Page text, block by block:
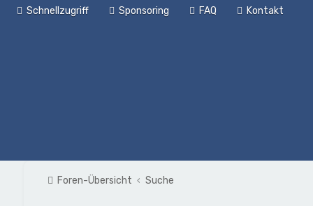
Schnellzugriff Sponsoring FAQ Kontakt
Foren-Übersicht Suche